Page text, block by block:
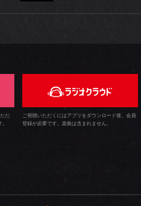
教諭の奥さんとは業界が全く異なるため、
に反映させるようにしています。たまにお
いますよ。
in India」で溢れています。今いちばん
す。ヨガの大切な要素のひとつである瞑想
てくれるので、朝晩欠かさず行っています
。来年、またインドに行く予定です。交流
だ
ご視聴いただくにはアプリをダウンロード後、会員
登録が必要です。楽曲は含まれません。